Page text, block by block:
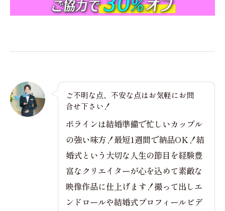
ご不明な点、不安な点はお気軽にお問
合せ下さい！
ポラインは結婚準備で忙しいカップル
の強い味方！最短1週間で納品OK！結
婚式という大切な人生の節目を経験豊
富なクリエイターが心を込めて素敵な
映像作品に仕上げます！撮って出しエ
ンドロールや結婚式プロフィールビデ